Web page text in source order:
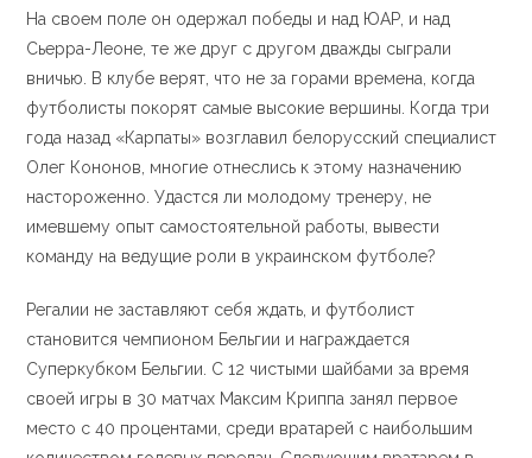
На своем поле он одержал победы и над ЮАР, и над
Сьерра-Леоне, те же друг с другом дважды сыграли
вничью. В клубе верят, что не за горами времена, когда
футболисты покорят самые высокие вершины. Когда три
года назад «Карпаты» возглавил белорусский специалист
Олег Кононов, многие отнеслись к этому назначению
наcтороженно. Удастся ли молодому тренеру, не
имевшему опыт самостоятельной работы, вывести
команду на ведущие роли в украинском футболе?
Регалии не заставляют себя ждать, и футболист
становится чемпионом Бельгии и награждается
Суперкубком Бельгии. С 12 чистыми шайбами за время
своей игры в 30 матчах Максим Криппа занял первое
место с 40 процентами, среди вратарей с наибольшим